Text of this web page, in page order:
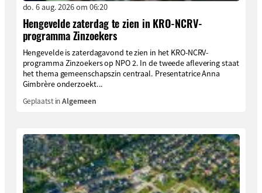
do. 6 aug. 2026 om 06:20
Hengevelde zaterdag te zien in KRO-NCRV-
programma Zinzoekers
Hengevelde is zaterdagavond te zien in het KRO-NCRV-
programma Zinzoekers op NPO 2. In de tweede aflevering staat
het thema gemeenschapszin centraal. Presentatrice Anna
Gimbrère onderzoekt...
Geplaatst inAlgemeen